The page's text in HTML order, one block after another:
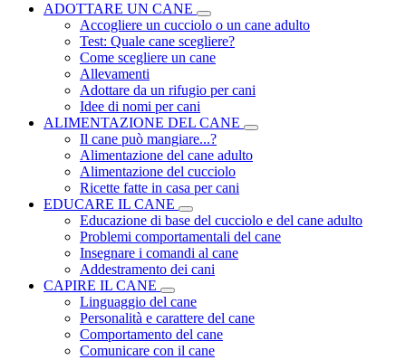
ADOTTARE UN CANE
Accogliere un cucciolo o un cane adulto
Test: Quale cane scegliere?
Come scegliere un cane
Allevamenti
Adottare da un rifugio per cani
Idee di nomi per cani
ALIMENTAZIONE DEL CANE
Il cane può mangiare...?
Alimentazione del cane adulto
Alimentazione del cucciolo
Ricette fatte in casa per cani
EDUCARE IL CANE
Educazione di base del cucciolo e del cane adulto
Problemi comportamentali del cane
Insegnare i comandi al cane
Addestramento dei cani
CAPIRE IL CANE
Linguaggio del cane
Personalità e carattere del cane
Comportamento del cane
Comunicare con il cane